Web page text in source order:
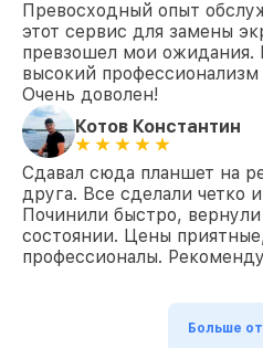
Превосходный опыт
этот сервис для замены
превзошел мои ожидания.
высокий профессионализм
Очень доволен!
Котов Константин
Сдавал сюда планшет на
друга. Все сделали четко
Починили быстро,
состоянии. Цены
профессионалы.
Больше